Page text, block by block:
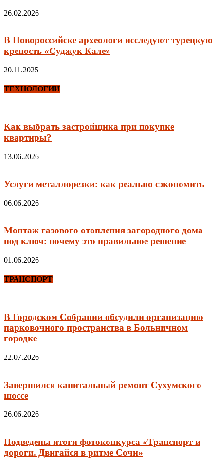
26.02.2026
В Новороссийске археологи исследуют турецкую
крепость «Суджук Кале»
20.11.2025
ТЕХНОЛОГИИ
Как выбрать застройщика при покупке
квартиры?
13.06.2026
Услуги металлорезки: как реально сэкономить
06.06.2026
Монтаж газового отопления загородного дома
под ключ: почему это правильное решение
01.06.2026
ТРАНСПОРТ
В Городском Собрании обсудили организацию
парковочного пространства в Больничном
городке
22.07.2026
Завершился капитальный ремонт Сухумского
шоссе
26.06.2026
Подведены итоги фотоконкурса «Транспорт и
дороги. Двигайся в ритме Сочи»